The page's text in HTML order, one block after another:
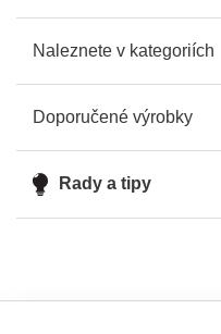
Naleznete v kategoriích
Doporučené výrobky
Rady a tipy